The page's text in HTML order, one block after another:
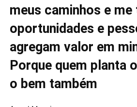
meus caminhos e me
oportunidades e
agregam valor em
Porque quem planta
o bem também